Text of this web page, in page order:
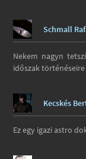
Schmall
Nekem nagyn
időszak
Kecskés
Ez egy igazi astro